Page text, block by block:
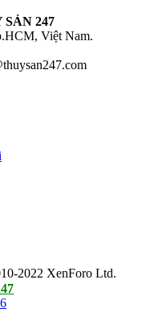
247
Việt Nam.
2022 XenForo Ltd.